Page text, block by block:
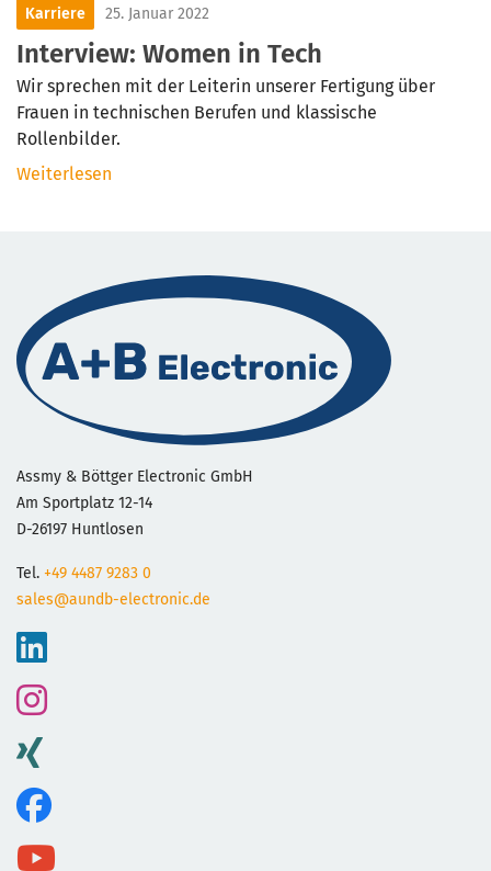
Karriere 25. Januar 2022
Interview: Women in Tech
Wir sprechen mit der Leiterin unserer Fertigung über
Frauen in technischen Berufen und klassische
Rollenbilder.
Weiterlesen
Assmy & Böttger Electronic GmbH
Am Sportplatz 12-14
D-26197 Huntlosen
Tel. +49 4487 9283 0
sales@aundb-electronic.de